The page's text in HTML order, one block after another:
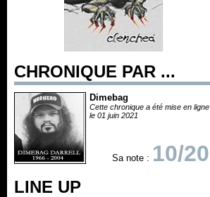
CHRONIQUE PAR ...
Dimebag
Cette chronique a été mise en ligne
le 01 juin 2021
Sa note : 10/20
LINE UP